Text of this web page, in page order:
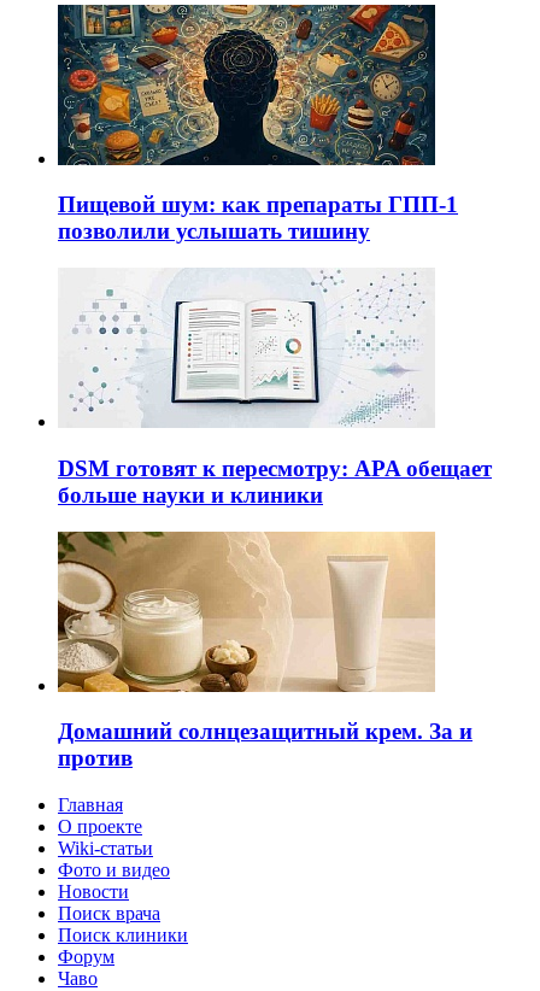
Пищевой шум: как препараты ГПП-1
позволили услышать тишину
DSM готовят к пересмотру: APA обещает
больше науки и клиники
Домашний солнцезащитный крем. За и
против
Главная
О проекте
Wiki-статьи
Фото и видео
Новости
Поиск врача
Поиск клиники
Форум
Чаво